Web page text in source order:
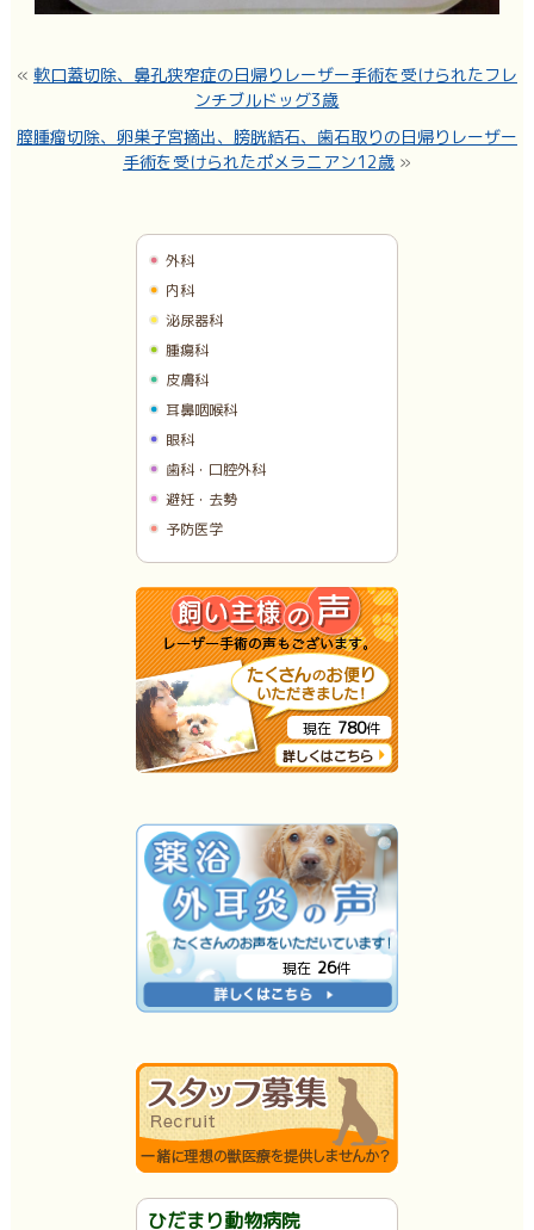
« 軟口蓋切除、鼻孔狭窄症の日帰りレーザー手術を受けられたフレ
ンチブルドッグ3歳
膣腫瘤切除、卵巣子宮摘出、膀胱結石、歯石取りの日帰りレーザー
手術を受けられたポメラニアン12歳»
外科
内科
泌尿器科
腫瘍科
皮膚科
耳鼻咽喉科
眼科
歯科・口腔外科
避妊・去勢
予防医学
現在 780件
現在 26件
ひだまり動物病院